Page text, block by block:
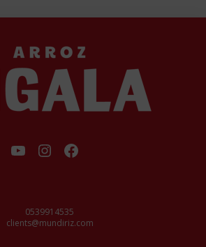
فيسبوكإنستجرام
يوتيوب
0539914535
clients@mundiriz.com